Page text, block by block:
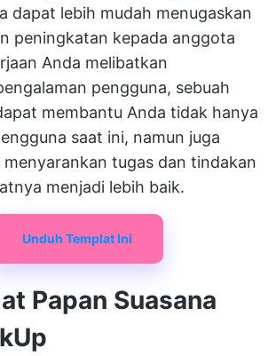
dapat lebih mudah menugaskan
peningkatan kepada anggota
Anda melibatkan
pengguna, sebuah
membantu Anda tidak hanya
saat ini, namun juga
tugas dan tindakan
menjadi lebih baik.
Unduh Templat Ini
Papan Suasana